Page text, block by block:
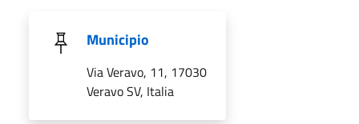
Municipio
Via Veravo, 11, 17030
Veravo SV, Italia